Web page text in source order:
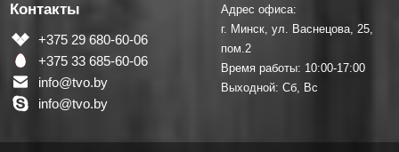
Контакты
+375 29 680-60-06
+375 33 685-60-06
info@tvo.by
info@tvo.by
Адрес офиса:
г. Минск, ул. Васнецова, 25,
пом.2
Время работы: 10:00-17:00
Выходной: Сб, Вс